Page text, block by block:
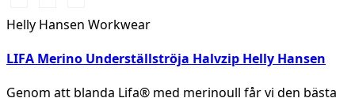
BLACKNAVY
GREY
MELANGE/BLACK
Helly Hansen Workwear
LIFA Merino Underställströja Halvzip Helly Hansen
Genom att blanda Lifa® med merinoull får vi den bästa